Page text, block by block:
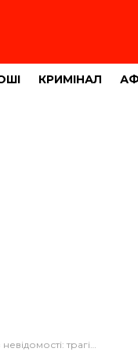
КРИМІНАЛ
звістка прийшла на Тернопільщину (ФОТО)